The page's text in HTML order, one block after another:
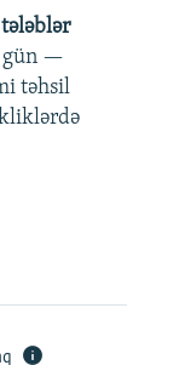
480p
360p
480p
720p
gün —
təhsil